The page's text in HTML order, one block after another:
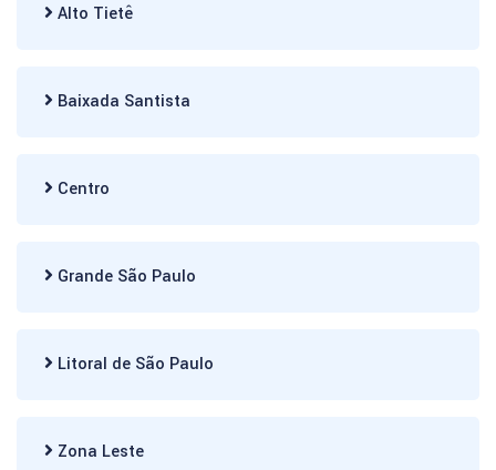
Alto Tietê
Baixada Santista
Centro
Grande São Paulo
Litoral de São Paulo
Zona Leste